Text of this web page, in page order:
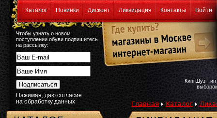
Каталог Новинки Дисконт Ликвидация Контакты Войти
Чтобы узнать о новом
поступлении обуви подпишитесь
на рассылку:
Нажимая, даю согласие
на обработку данных
КингШуз -
Главная Каталог